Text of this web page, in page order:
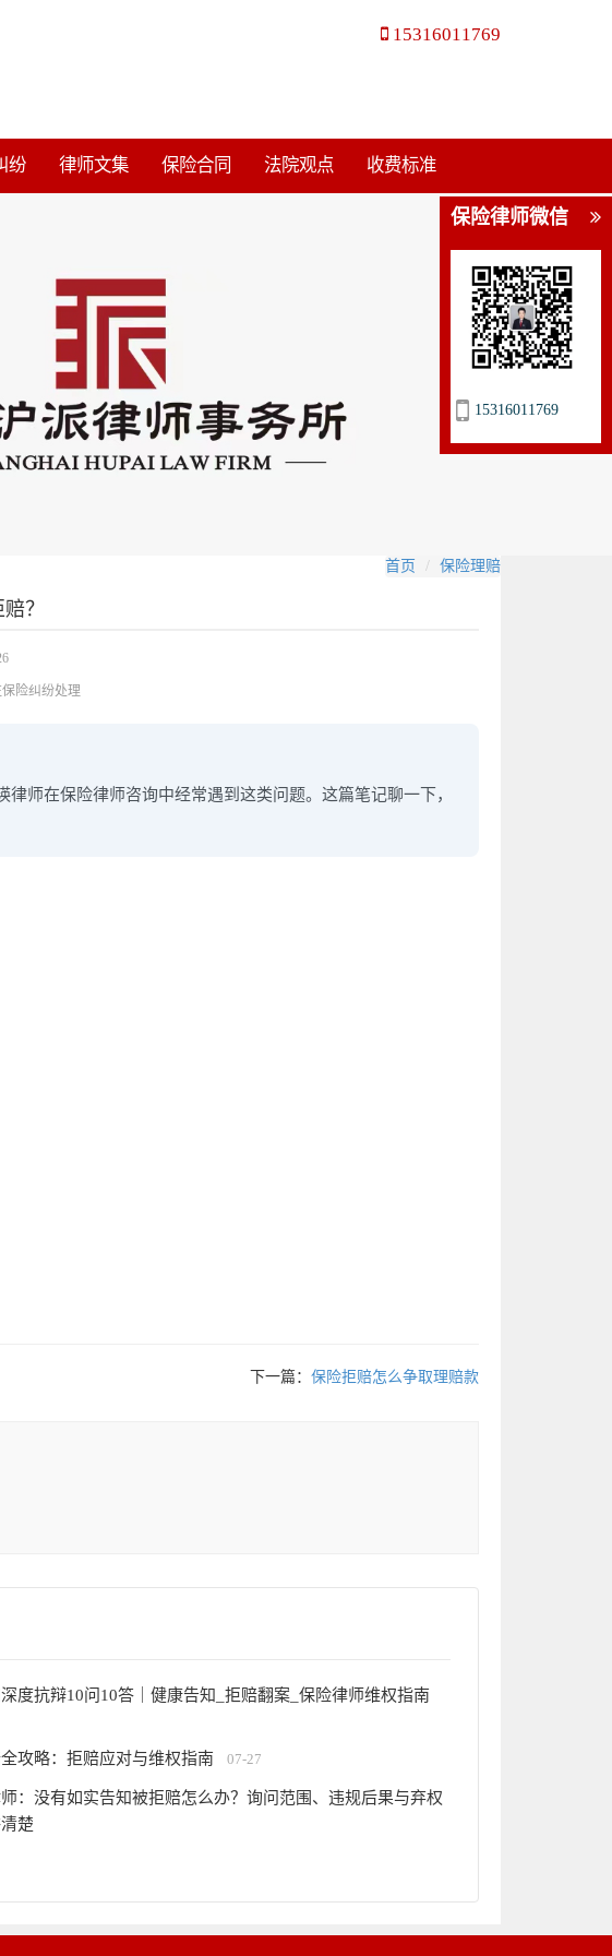
15316011769
纷 律师文集 保险合同 法院观点 收费标准
首页 保险理赔
？
险纠纷处理
师在保险律师咨询中经常遇到这类问题。这篇笔记聊一下，
下一篇： 保险拒赔怎么争取理赔款
度抗辩10问10答｜健康告知_拒赔翻案_保险律师维权指南
攻略：拒赔应对与维权指南 07-27
师：没有如实告知被拒赔怎么办？询问范围、违规后果与弃权
楚
保险律师微信
15316011769